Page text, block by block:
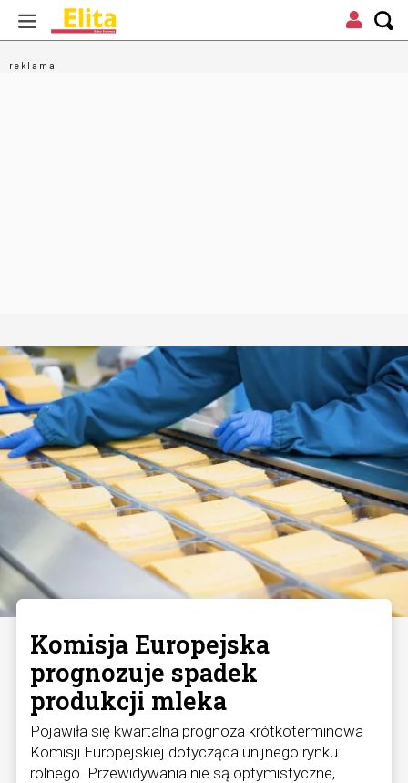
Komisja Europejska
prognozuje spadek
produkcji mleka
Pojawiła się kwartalna prognoza krótkoterminowa
Komisji Europejskiej dotycząca unijnego rynku
rolnego. Przewidywania nie są optymistyczne,